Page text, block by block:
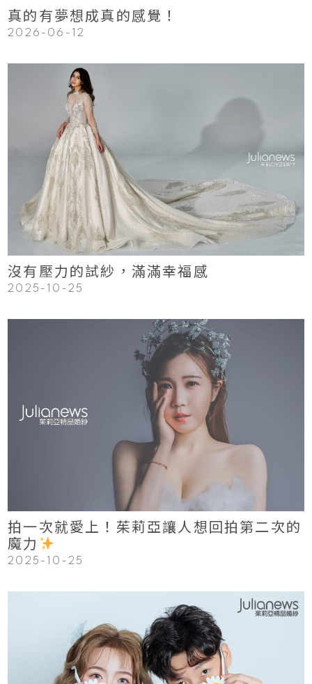
真的有夢想成真的感覺！
2026-06-12
Read More
沒有壓力的試紗，滿滿幸福感
2025-10-25
123
Read More
拍一次就愛上！茱莉亞讓人想回拍第二次的
魔力
2025-10-25
123